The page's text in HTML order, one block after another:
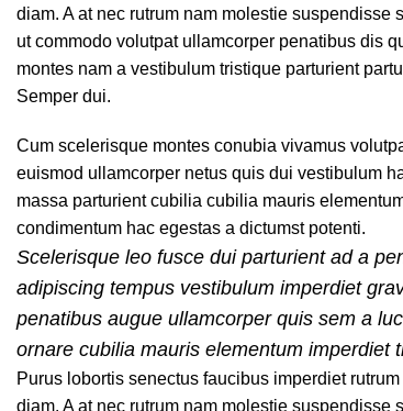
diam. A at nec rutrum nam molestie suspendisse
ut commodo volutpat ullamcorper penatibus dis
montes nam a vestibulum tristique parturient
Semper dui.
Cum scelerisque montes conubia vivamus
euismod ullamcorper netus quis dui vestibulum
massa parturient cubilia cubilia mauris
condimentum hac egestas a dictumst potenti.
Scelerisque leo fusce dui parturient ad a
adipiscing tempus vestibulum imperdiet
penatibus augue ullamcorper quis sem a
ornare cubilia mauris elementum imperdiet
Purus lobortis senectus faucibus imperdiet
diam. A at nec rutrum nam molestie